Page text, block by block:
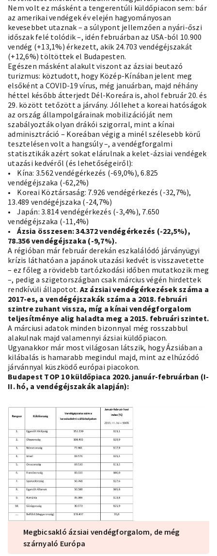
Nem volt ez másként a tengerentúli küldőpiacon sem: bár
az amerikai vendégek év elején hagyományosan
kevesebbet utaznak – a súlypont jellemzően a nyári-őszi
időszak felé tolódik –, idén februárban az USA-ból 10.900
vendég (+13,1%) érkezett, akik 24.703 vendégéjszakát
(+12,6%) töltöttek el Budapesten.
Egészen másként alakult viszont az ázsiai beutazó
turizmus: köztudott, hogy Közép-Kínában jelent meg
elsőként a COVID-19 vírus, még januárban, majd néhány
héttel később átterjedt Dél-Koreára is, ahol február 20. és
29. között tetőzött a járvány. Jóllehet a koreai hatóságok
az ország állampolgárainak mobilizációját nem
szabályozták olyan drákói szigorral, mint a kínai
adminisztráció – Koreában végig a minél szélesebb körű
tesztelésen volt a hangsúly –, a vendégforgalmi
statisztikák azért sokat elárulnak a kelet-ázsiai vendégek
utazási kedvéről (és lehetőségeiről):
• Kína: 3.562 vendégérkezés (-69,0%), 6.825
vendégéjszaka (-62,2%)
• Koreai Köztársaság: 7.926 vendégérkezés (-32,7%),
13.489 vendégéjszaka (-24,7%)
• Japán: 3.814 vendégérkezés (-3,4%), 7.650
vendégéjszaka (-11,4%)
• Ázsia összesen: 34.372 vendégérkezés (-22,5%),
78.356 vendégéjszaka (-9,7%).
A régióban már február derekán eszkalálódó járványügyi
krízis láthatóan a japánok utazási kedvét is visszavetette
– ez főleg a rövidebb tartózkodási időben mutatkozik meg
–, pedig a szigetországban csak március végén hirdettek
rendkívüli állapotot. Az ázsiai vendégérkezések száma a
2017-es, a vendégéjszakák száma a 2018. februári
szintre zuhant vissza, míg a kínai vendégforgalom
teljesítménye alig haladta meg a 2015. februári szintet.
A márciusi adatok minden bizonnyal még rosszabbul
alakulnak majd valamennyi ázsiai küldőpiacon.
Ugyanakkor már most világosan látszik, hogy Ázsiában a
kilábalás is hamarabb megindul majd, mint az elhúzódó
járvánnyal küszködő európai piacokon.
Budapest TOP 10 küldőpiaca 2020. január-februárban (I-
II. hó, a vendégéjszakák alapján):
Megbicsakló ázsiai vendégforgalom, de még
szárnyaló Európa